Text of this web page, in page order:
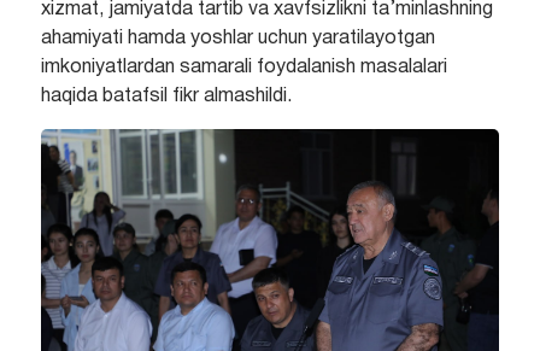
xizmat, jamiyatda tartib va xavfsizlikni ta’minlashning
ahamiyati hamda yoshlar uchun yaratilayotgan
imkoniyatlardan samarali foydalanish masalalari
haqida batafsil fikr almashildi.